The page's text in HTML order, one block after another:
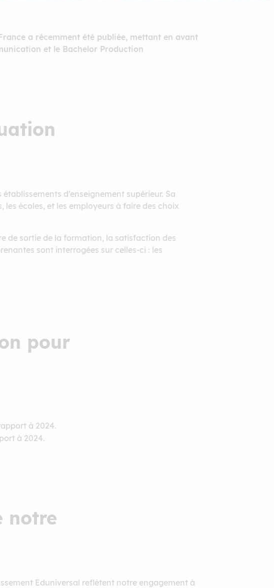
a récemment été publiée, mettant en avant
et le Bachelor Production
d’enseignement supérieur. Sa
écoles, et les employeurs à faire des choix
de sortie de la formation, la satisfaction des
sont interrogées sur celles-ci : les
pour
à 2024.
à 2024.
notre
Eduniversal reflètent notre engagement à